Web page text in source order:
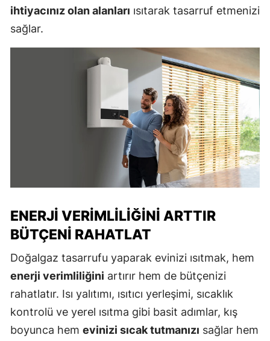
ihtiyacınız olan alanları ısıtarak tasarruf etmenizi
sağlar.
ENERJI VERIMLILIĞINI ARTTIR
BÜTÇENI RAHATLAT
Doğalgaz tasarrufu yaparak evinizi ısıtmak, hem
enerji verimliliğini artırır hem de bütçenizi
rahatlatır. Isı yalıtımı, ısıtıcı yerleşimi, sıcaklık
kontrolü ve yerel ısıtma gibi basit adımlar, kış
boyunca hem evinizi sıcak tutmanızı sağlar hem